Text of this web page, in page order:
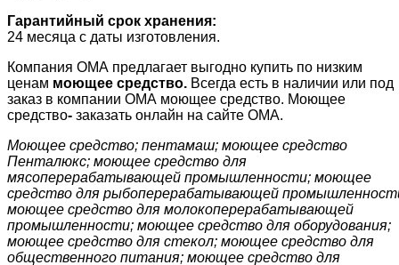
Гарантийный срок хранения:
24 месяца с даты изготовления.
Компания ОМА предлагает выгодно купить по низким
ценам моющее средство. Всегда есть в наличии или под
заказ в компании ОМА моющее средство. Моющее
средство- заказать онлайн на сайте ОМА.
Моющее средство; пентамаш; моющее средство
Пенталюкс; моющее средство для
мясоперерабатывающей промышленности; моющее
средство для рыбоперерабатывающей
моющее средство для молокоперерабатывающей
промышленности; моющее средство для оборудования;
моющее средство для стекол; моющее средство для
общественного питания; моющее средство для